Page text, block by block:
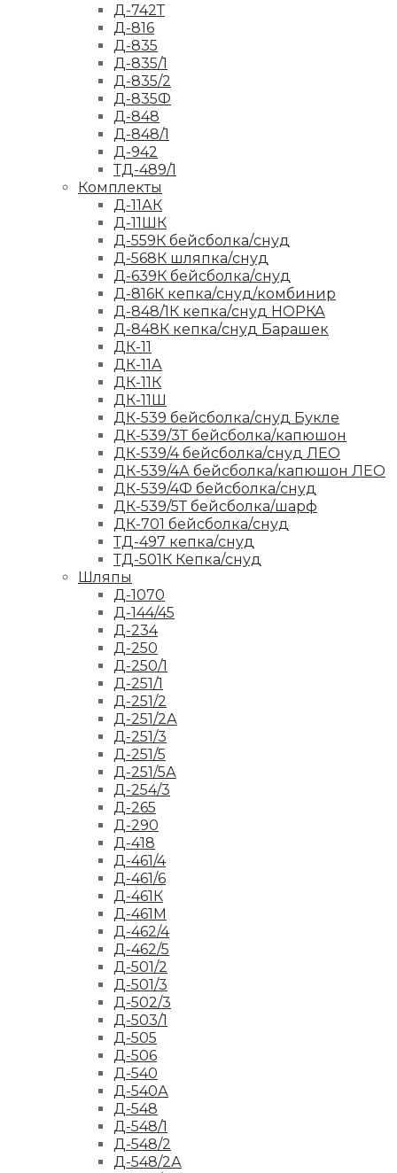
Д-742Т
Д-816
Д-835
Д-835/1
Д-835/2
Д-835Ф
Д-848
Д-848/1
Д-942
ТД-489/1
Комплекты
Д-11АК
Д-11ШК
Д-559К бейсболка/снуд
Д-568К шляпка/снуд
Д-639К бейсболка/снуд
Д-816К кепка/снуд/комбинир
Д-848/1К кепка/снуд НОРКА
Д-848К кепка/снуд Барашек
ДК-11
ДК-11А
ДК-11К
ДК-11Ш
ДК-539 бейсболка/снуд Букле
ДК-539/3Т бейсболка/капюшон
ДК-539/4 бейсболка/снуд ЛЕО
ДК-539/4А бейсболка/капюшон ЛЕО
ДК-539/4Ф бейсболка/снуд
ДК-539/5Т бейсболка/шарф
ДК-701 бейсболка/снуд
ТД-497 кепка/снуд
ТД-501К Кепка/снуд
Шляпы
Д-1070
Д-144/45
Д-234
Д-250
Д-250/1
Д-251/1
Д-251/2
Д-251/2А
Д-251/3
Д-251/5
Д-251/5А
Д-254/3
Д-265
Д-290
Д-418
Д-461/4
Д-461/6
Д-461К
Д-461М
Д-462/4
Д-462/5
Д-501/2
Д-501/3
Д-502/3
Д-503/1
Д-505
Д-506
Д-540
Д-540А
Д-548
Д-548/1
Д-548/2
Д-548/2А